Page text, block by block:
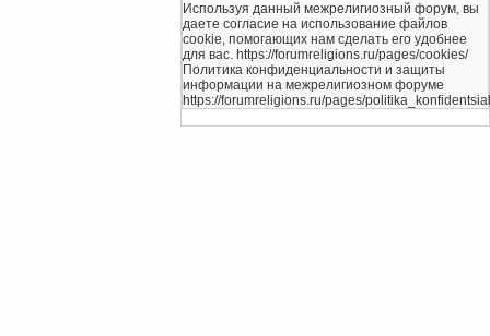
Используя данный межрелигиозный форум, вы
даете согласие на использование файлов
cookie, помогающих нам сделать его удобнее
для вас. https://forumreligions.ru/pages/cookies/
Политика конфиденциальности и защиты
информации на межрелигиозном форуме
https://forumreligions.ru/pages/